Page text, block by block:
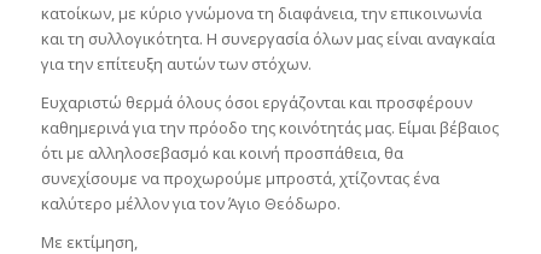
κατοίκων, με κύριο γνώμονα τη διαφάνεια, την επικοινωνία
και τη συλλογικότητα. Η συνεργασία όλων μας είναι αναγκαία
για την επίτευξη αυτών των στόχων.
Ευχαριστώ θερμά όλους όσοι εργάζονται και προσφέρουν
καθημερινά για την πρόοδο της κοινότητάς μας. Είμαι βέβαιος
ότι με αλληλοσεβασμό και κοινή προσπάθεια, θα
συνεχίσουμε να προχωρούμε μπροστά, χτίζοντας ένα
καλύτερο μέλλον για τον Άγιο Θεόδωρο.
Με εκτίμηση,